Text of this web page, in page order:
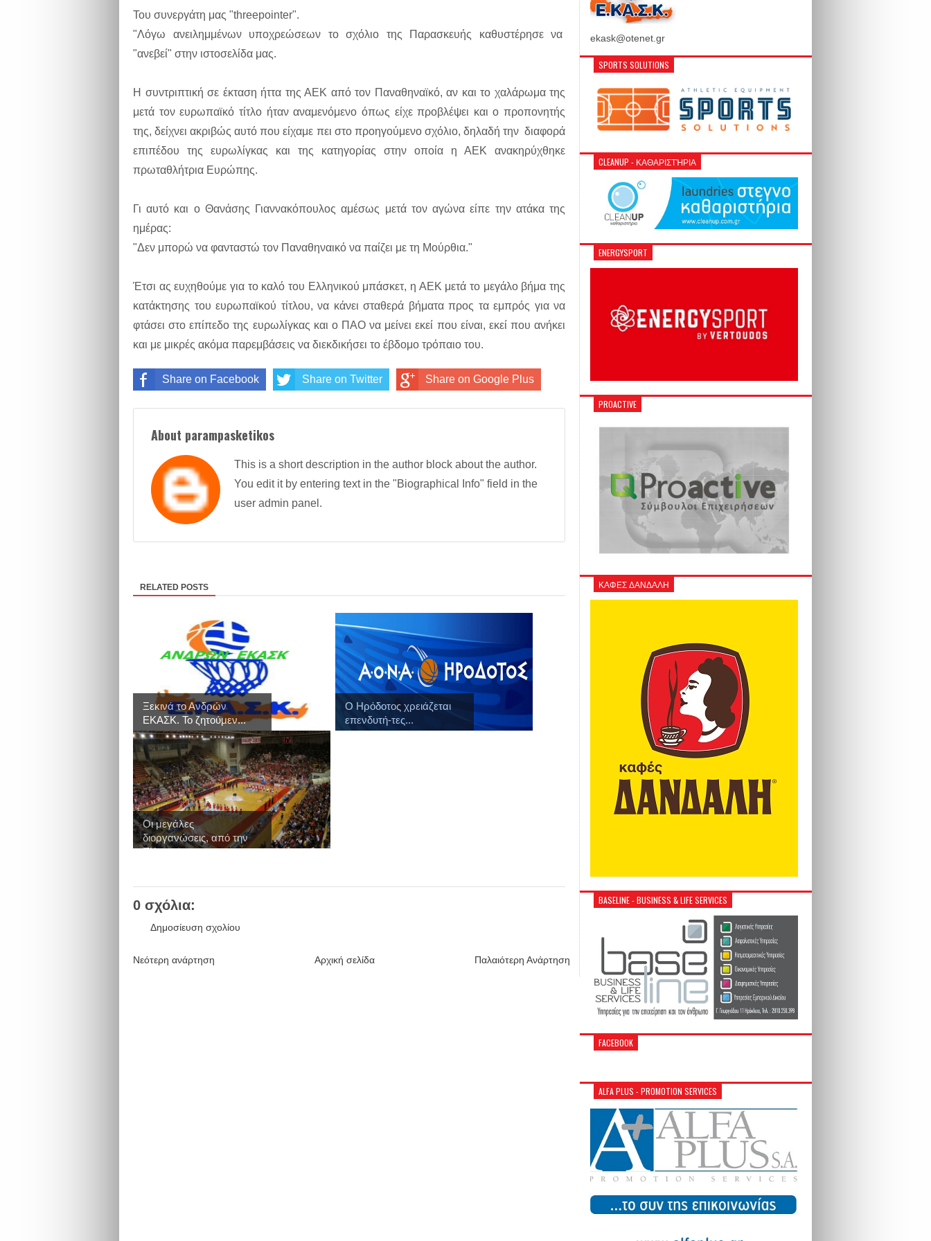
Του συνεργάτη μας "threepointer".
"Λόγω ανειλημμένων υποχρεώσεων το σχόλιο της Παρασκευής καθυστέρησε να
"ανεβεί" στην ιστοσελίδα μας.
Η συντριπτική σε έκταση ήττα της ΑΕΚ από τον Παναθηναϊκό, αν και το χαλάρωμα της
μετά τον ευρωπαϊκό τίτλο ήταν αναμενόμενο όπως είχε προβλέψει και ο προπονητής
της, δείχνει ακριβώς αυτό που είχαμε πει στο προηγούμενο σχόλιο, δηλαδή την διαφορά
επιπέδου της ευρωλίγκας και της κατηγορίας στην οποία η ΑΕΚ ανακηρύχθηκε
πρωταθλήτρια Ευρώπης.
Γι αυτό και ο Θανάσης Γιαννακόπουλος αμέσως μετά τον αγώνα είπε την ατάκα της
ημέρας:
"Δεν μπορώ να φανταστώ τον Παναθηναικό να παίζει με τη Μούρθια."
Έτσι ας ευχηθούμε για το καλό του Ελληνικού μπάσκετ, η ΑΕΚ μετά το μεγάλο βήμα της
κατάκτησης του ευρωπαϊκού τίτλου, να κάνει σταθερά βήματα προς τα εμπρός για να
φτάσει στο επίπεδο της ευρωλίγκας και ο ΠΑΟ να μείνει εκεί που είναι, εκεί που ανήκει
και με μικρές ακόμα παρεμβάσεις να διεκδικήσει το έβδομο τρόπαιο του.
Share on Facebook Share on Twitter Share on Google Plus
About parampasketikos
This is a short description in the author block about the author.
You edit it by entering text in the "Biographical Info" field in the
user admin panel.
RELATED POSTS
Ξεκινά το Ανδρών
ΕΚΑΣΚ. Το ζητούμεν...
Ο Ηρόδοτος χρειάζεται
επενδυτή-τες...
Οι μεγάλες
διοργανώσεις, από την
ΕΚ...
0 σχόλια:
Δημοσίευση σχολίου
Νεότερη ανάρτηση Παλαιότερη Ανάρτηση
Αρχική σελίδα
ekask@otenet.gr
SPORTS SOLUTIONS
CLEANUP - ΚΑΘΑΡΙΣΤΉΡΙΑ
ENERGYSPORT
PROACTIVE
ΚΑΦΕΣ ΔΑΝΔΑΛΗ
BASELINE - BUSINESS & LIFE SERVICES
FACEBOOK
ALFA PLUS - PROMOTION SERVICES